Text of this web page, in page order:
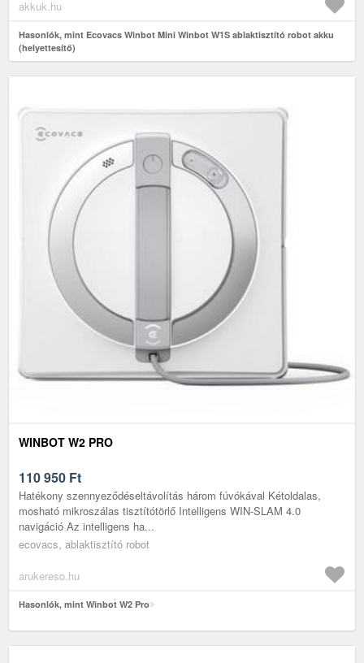
akkuk.hu
Hasonlók, mint Ecovacs Winbot Mini Winbot W1S ablaktisztító robot akku
(helyettesítő)
WINBOT W2 PRO
110 950 Ft
Hatékony szennyeződéseltávolítás három fúvókával Kétoldalas,
mosható mikroszálas tisztítótörlő Intelligens WIN-SLAM 4.0
navigáció Az intelligens ha...
ecovacs, ablaktisztító robot
arukereso.hu
Hasonlók, mint Winbot W2 Pro